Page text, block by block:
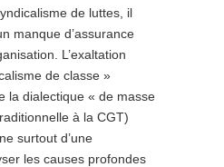
de luttes, il
manque d’assurance
L’exaltation
de classe »
la dialectique « de masse
à la CGT)
surtout d’une
les causes profondes